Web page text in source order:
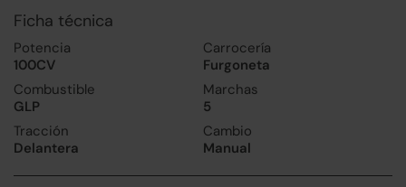
Ficha técnica
Potencia
100CV
Carrocería
Furgoneta
Combustible
GLP
Marchas
5
Tracción
Delantera
Cambio
Manual